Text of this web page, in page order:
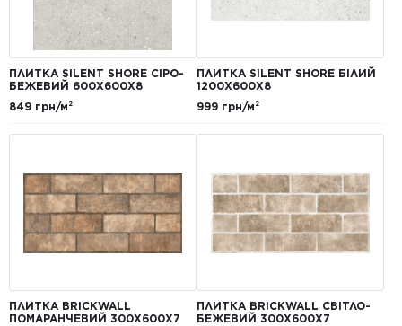
ПЛИТКА SILENT SHORE СІРО-
БЕЖЕВИЙ 600Х600Х8
849 грн/м²
ПЛИТКА SILENT SHORE БІЛИЙ
1200Х600Х8
999 грн/м²
ПЛИТКА BRICKWALL
ПОМАРАНЧЕВИЙ 300Х600Х7
ПЛИТКА BRICKWALL СВІТЛО-
БЕЖЕВИЙ 300Х600Х7